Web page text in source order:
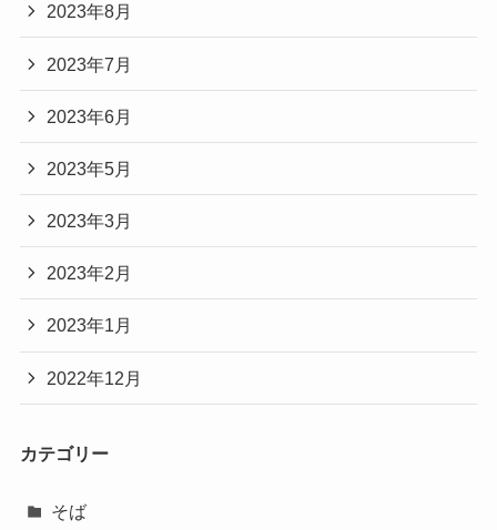
2023年8月
2023年7月
2023年6月
2023年5月
2023年3月
2023年2月
2023年1月
2022年12月
カテゴリー
そば